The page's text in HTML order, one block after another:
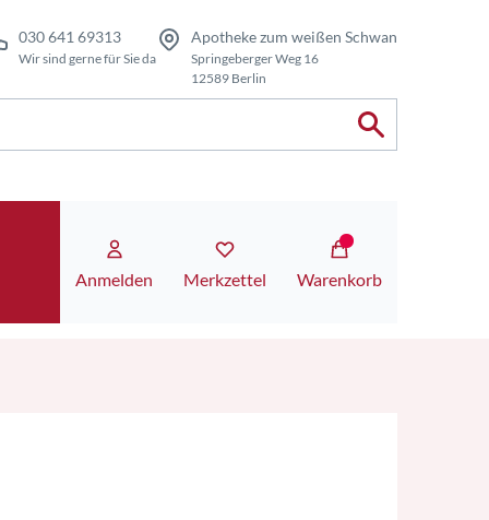
030 641 69313
Wir sind gerne für Sie da
Apotheke zum weißen Schwan
Springeberger Weg 16
12589 Berlin
Anmelden Merkzettel Warenkorb